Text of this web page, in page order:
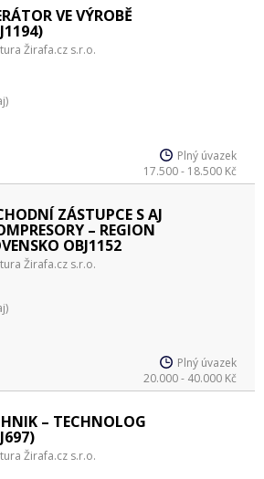
VE VÝROBĚ
Žirafa.cz s.r.o.
Plný úvazek
17.500 - 18.500 Kč
ZÁSTUPCE S AJ
– REGION
OBJ1152
Žirafa.cz s.r.o.
Plný úvazek
20.000 - 40.000 Kč
– TECHNOLOG
Žirafa.cz s.r.o.